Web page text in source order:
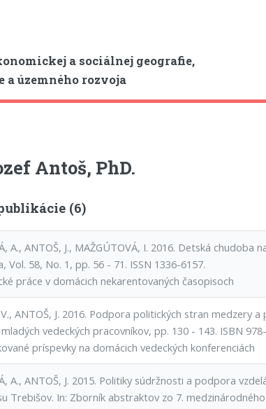
a sociálnej geografie,
a územného rozvoja
Antoš, PhD.
(6)
A., ANTOŠ, J., MAŽGÚTOVÁ, I. 2016. Detská
Vol. 58, No. 1, pp. 56 - 71. ISSN 1336-6157.
práce v domácich nekarentovaných časopisoch
V., ANTOŠ, J. 2016. Podpora politických stran medzery
vedeckých pracovníkov, pp. 130 - 143. ISBN
príspevky na domácich vedeckých konferenciách
A., ANTOŠ, J. 2015. Politiky súdržnosti a podpora
Trebišov. In: Zborník abstraktov zo 7.